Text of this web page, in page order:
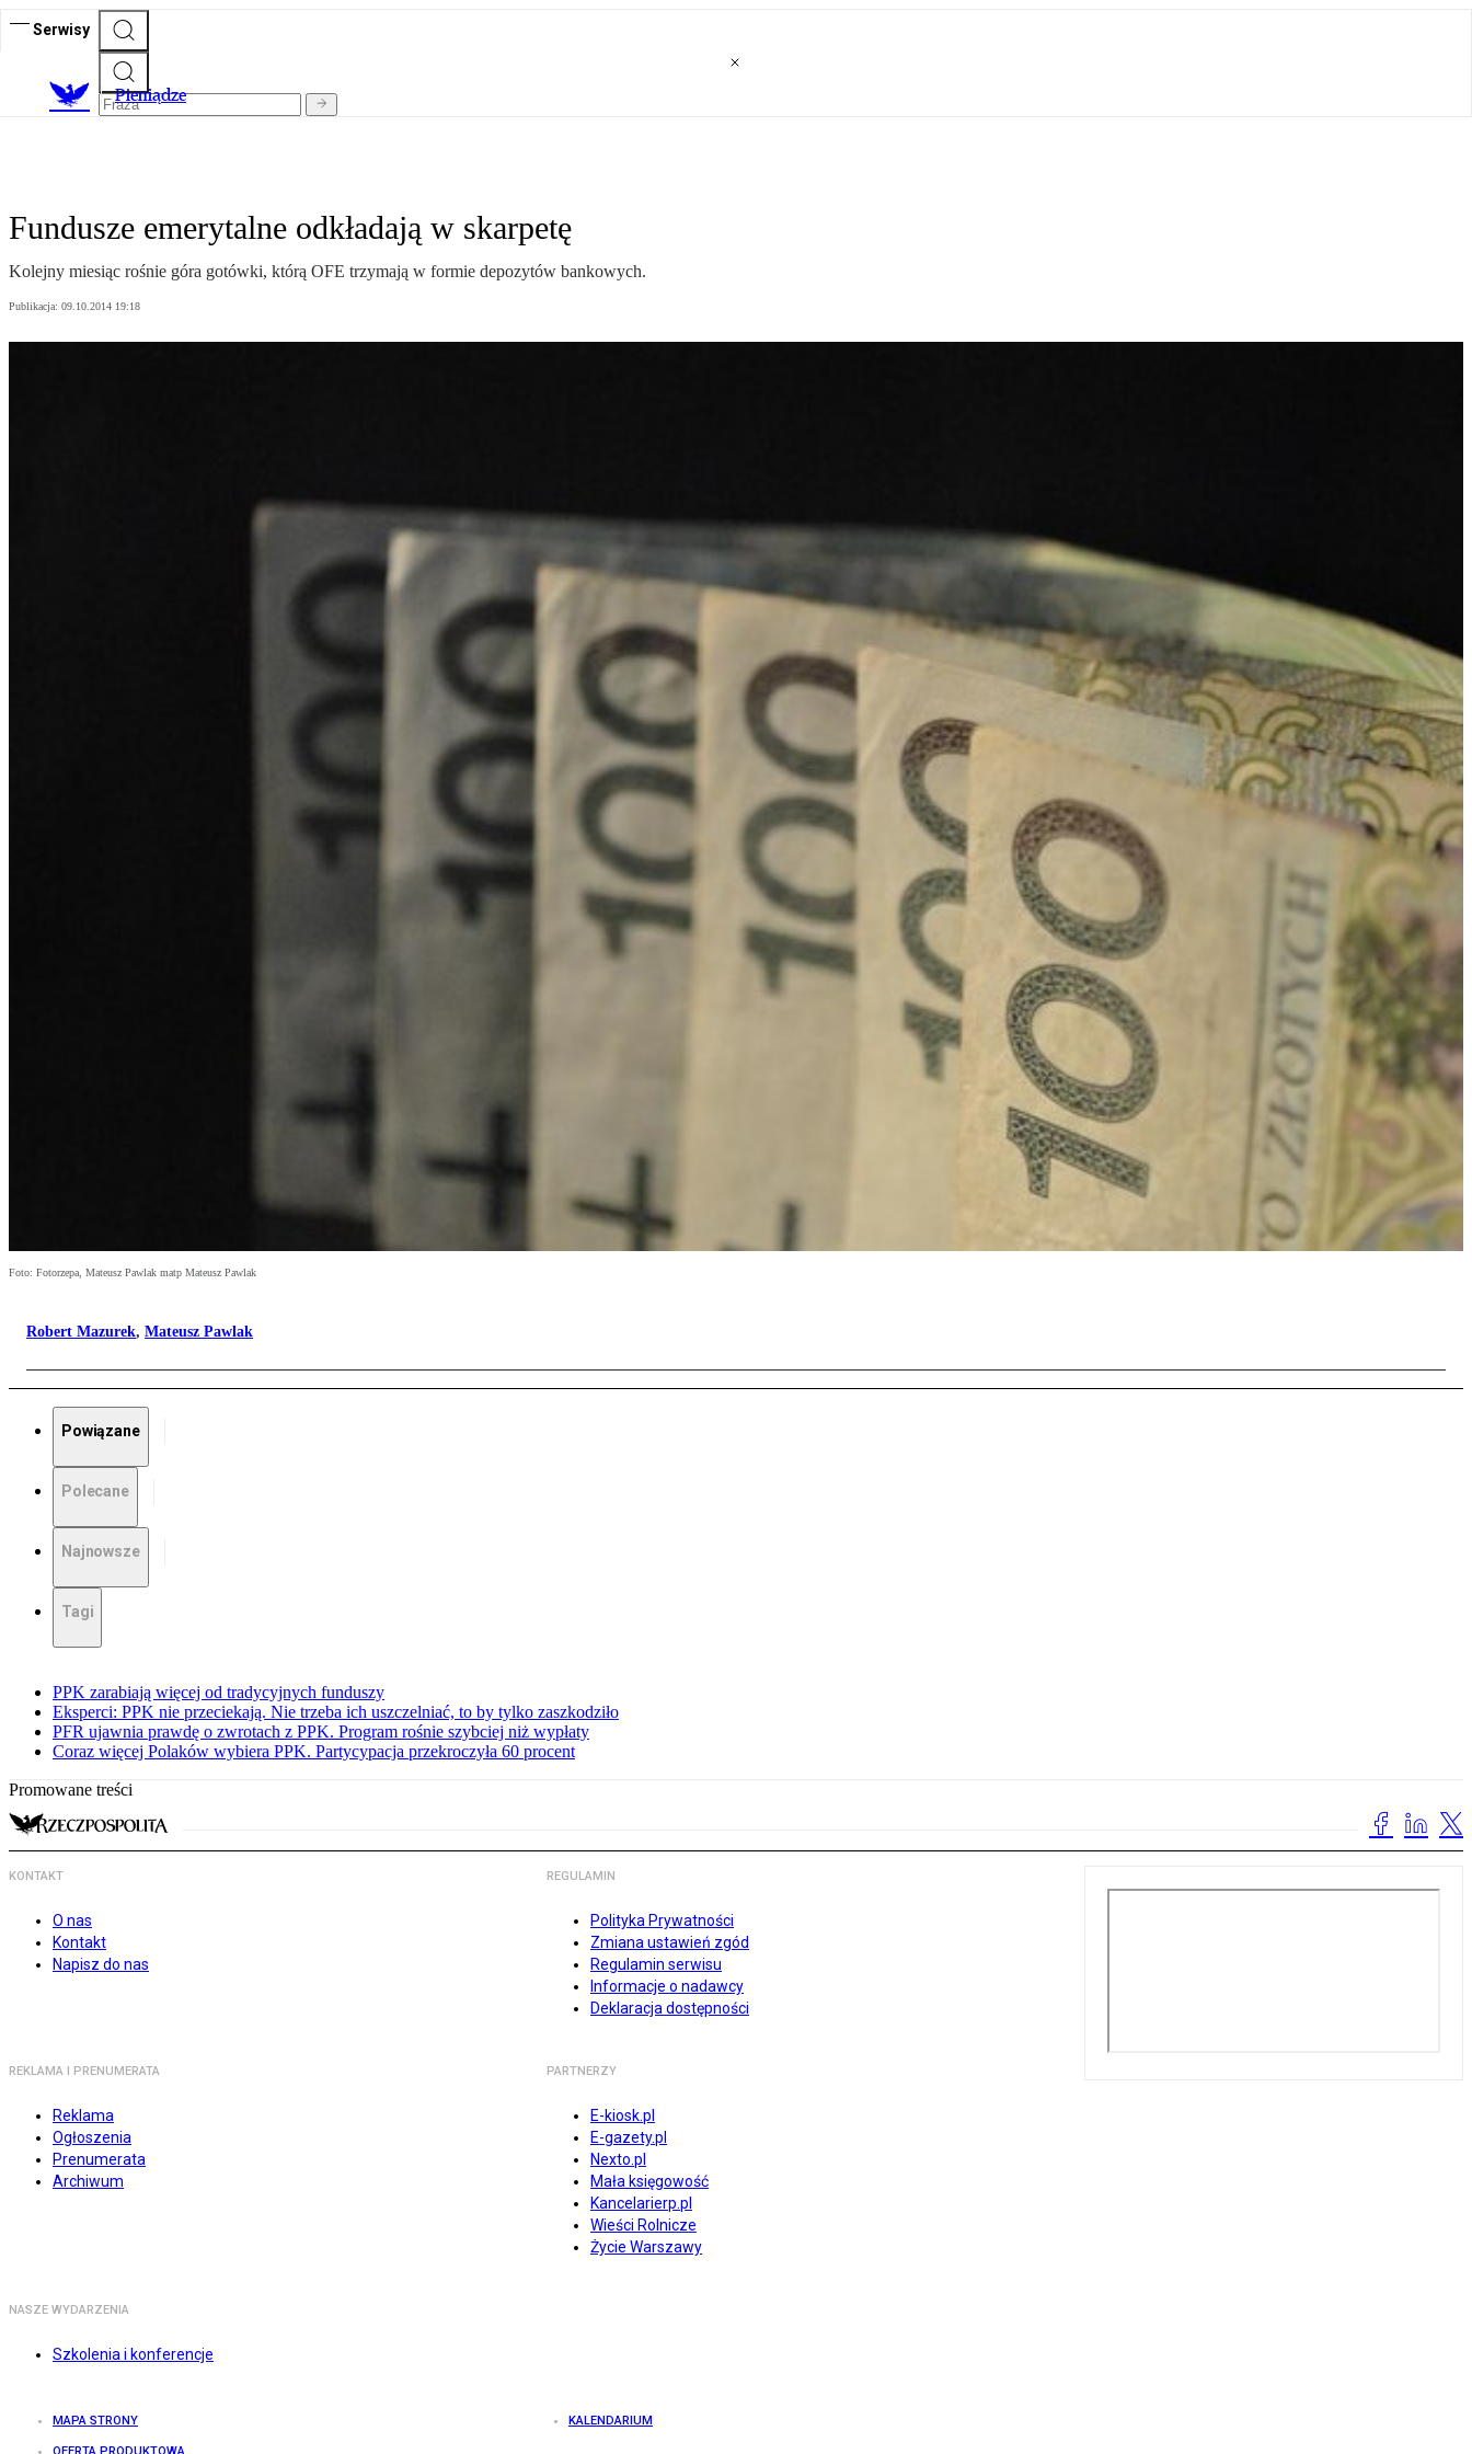
Serwisy
Pieniądze
Fundusze emerytalne odkładają w skarpetę
Kolejny miesiąc rośnie góra gotówki, którą OFE trzymają w formie depozytów bankowych.
Publikacja: 09.10.2014 19:18
Foto: Fotorzepa, Mateusz Pawlak matp Mateusz Pawlak
Robert Mazurek, Mateusz Pawlak
Powiązane
Polecane
Najnowsze
Tagi
PPK zarabiają więcej od tradycyjnych funduszy
Eksperci: PPK nie przeciekają. Nie trzeba ich uszczelniać, to by tylko zaszkodziło
PFR ujawnia prawdę o zwrotach z PPK. Program rośnie szybciej niż wypłaty
Coraz więcej Polaków wybiera PPK. Partycypacja przekroczyła 60 procent
Promowane treści
KONTAKT
O nas
Kontakt
Napisz do nas
REGULAMIN
Polityka Prywatności
Zmiana ustawień zgód
Regulamin serwisu
Informacje o nadawcy
Deklaracja dostępności
REKLAMA I PRENUMERATA
Reklama
Ogłoszenia
Prenumerata
Archiwum
PARTNERZY
E-kiosk.pl
E-gazety.pl
Nexto.pl
Mała księgowość
Kancelarierp.pl
Wieści Rolnicze
Życie Warszawy
NASZE WYDARZENIA
Szkolenia i konferencje
MAPA STRONY KALENDARIUM